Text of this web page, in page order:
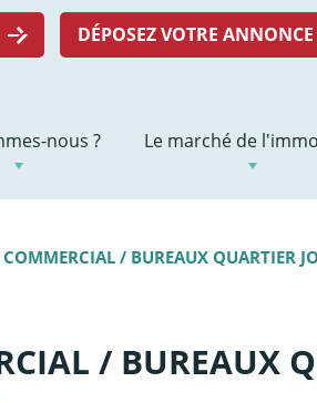
DÉPOSEZ VOTRE ANNONCE
nous ? Le marché de
/ BUREAUX QUARTIER
/ BUREAUX